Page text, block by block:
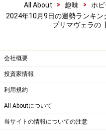
るかも……。
＞【10月のラッキーフー
All About > 趣味 > ホ
2024年10月9日の運勢ランキン
プリマヴェラの
会社概要
投資家情報
利用規約
All Aboutについて
当サイトの情報についての注意